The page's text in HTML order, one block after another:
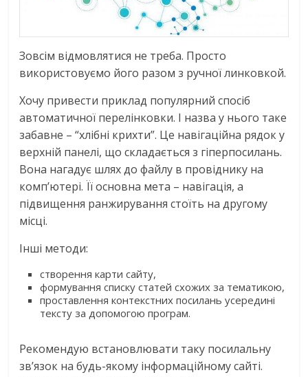
Зовсім відмовлятися не треба. Просто
використовуємо його разом з ручної линковкой.
Хочу привести приклад популярний спосіб
автоматичної перелінковки. І назва у нього таке
забавне – “хлібні крихти”. Це навігаційна рядок у
верхній панелі, що складається з гіперпосилань.
Вона нагадує шлях до файлу в провіднику на
комп’ютері. Її основна мета – навігація, а
підвищення ранжирування стоїть на другому
місці.
Інші методи:
створення карти сайту,
формування списку статей схожих за тематикою,
проставлення контекстних посилань усередині
тексту за допомогою програм.
Рекомендую встановлювати таку посилальну
зв’язок на будь-якому інформаційному сайті.